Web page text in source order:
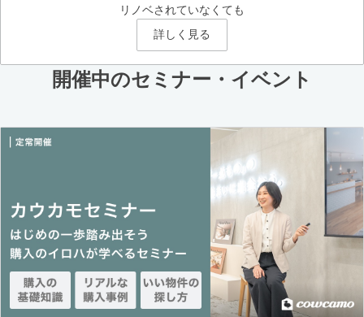
リノベされていなくても
詳しく見る
開催中のセミナー・イベント